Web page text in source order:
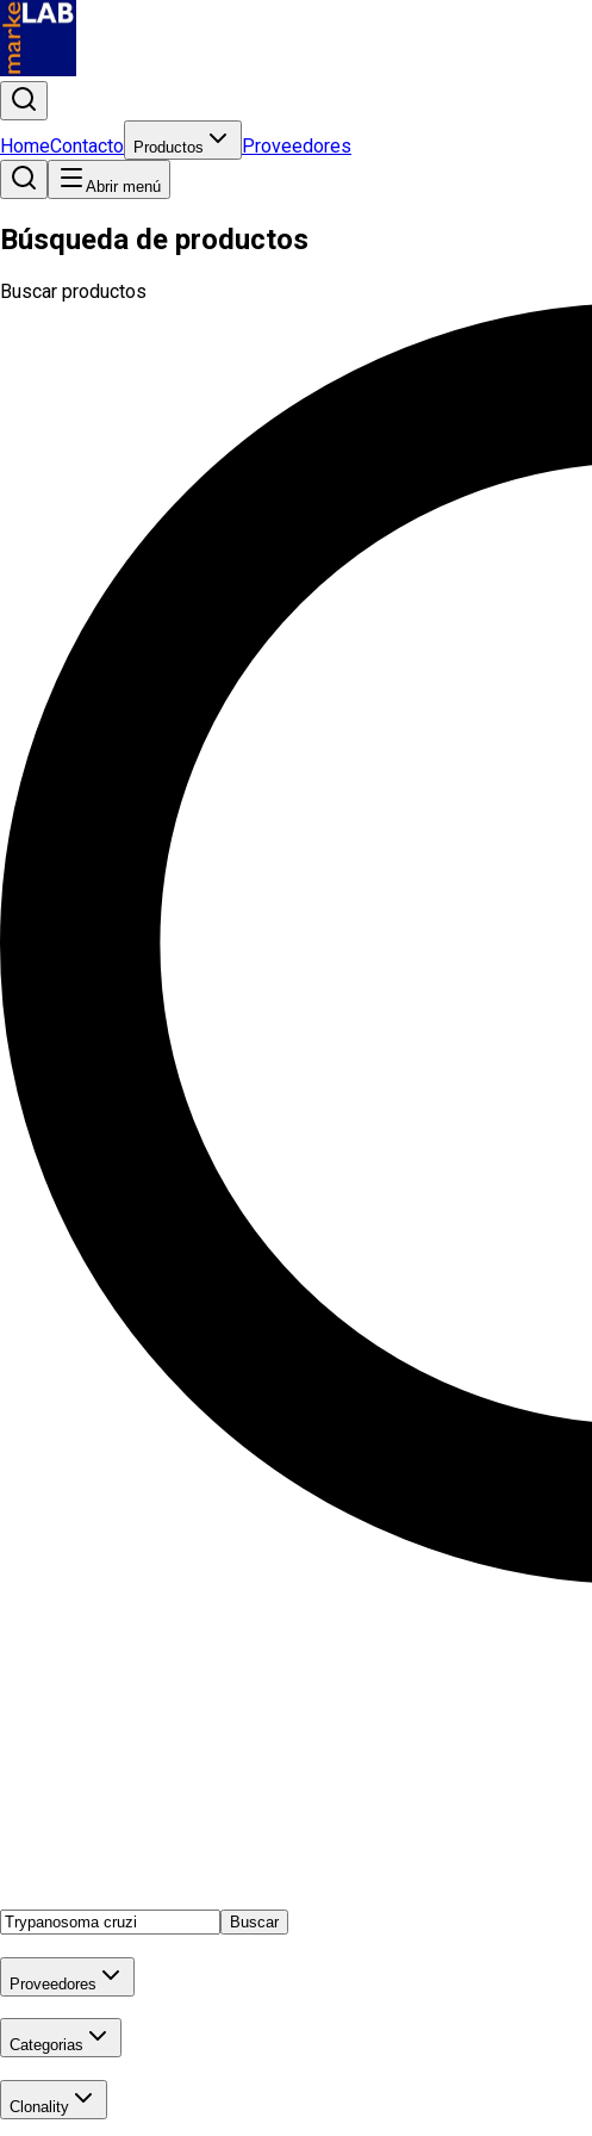
HomeContacto Productos Proveedores
Abrir menú
Búsqueda de productos
Buscar productos
Buscar
Proveedores
Categorias
Clonality